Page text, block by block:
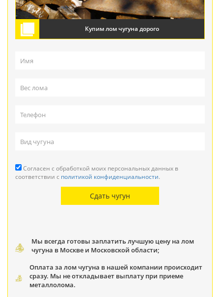
Купим лом чугуна дорого
Согласен с обработкой моих персональных данных в
соответствии с политикой конфиденциальности.
Мы всегда готовы заплатить лучшую цену на лом
чугуна в Москве и Московской области;
Оплата за лом чугуна в нашей компании происходит
сразу. Мы не откладывает выплату при приеме
металлолома.